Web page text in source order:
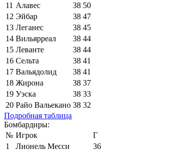
11 Алавес 38 50
12 Эйбар 38 47
13 Леганес 38 45
14 Вильярреал 38 44
15 Леванте 38 44
16 Сельта 38 41
17 Вальядолид 38 41
18 Жирона 38 37
19 Уэска 38 33
20 Райо Вальекано 38 32
Подробная таблица
Бомбардиры:
№ Игрок
Г
1
Лионель Месси
36